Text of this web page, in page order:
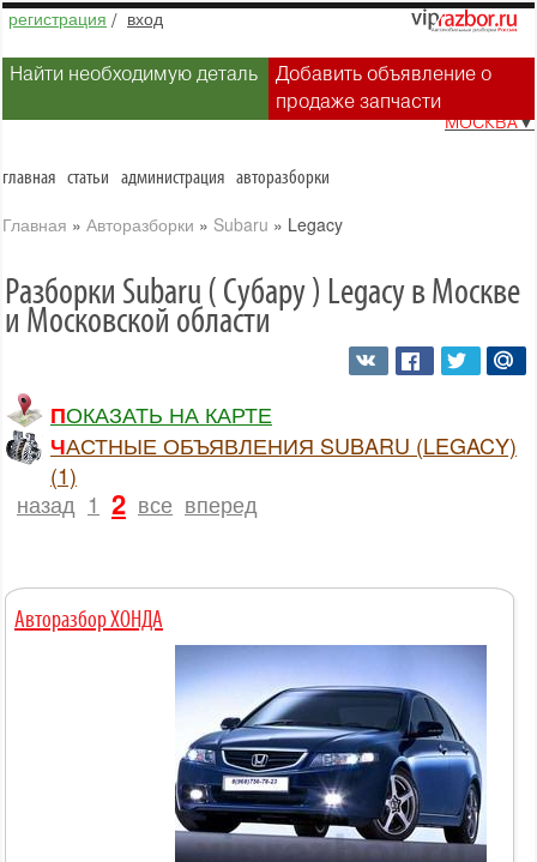
регистрация / вход
Найти необходимую деталь
Добавить объявление о
продаже запчасти
МОСКВА▼
главная статьи администрация авторазборки
Главная » Авторазборки » Subaru » Legacy
Разборки Subaru ( Субару ) Legacy в Москве
и Московской области
ПОКАЗАТЬ НА КАРТЕ
ЧАСТНЫЕ ОБЪЯВЛЕНИЯ SUBARU (LEGACY)
(1)
назад 1 2 все вперед
Авторазбор ХОНДА